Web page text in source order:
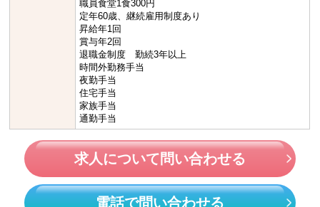
職員食堂1食300円
定年60歳、継続雇用制度あり
昇給年1回
賞与年2回
退職金制度 勤続3年以上
時間外勤務手当
夜勤手当
住宅手当
家族手当
通勤手当
求人について問い合わせる
電話で問い合わせる